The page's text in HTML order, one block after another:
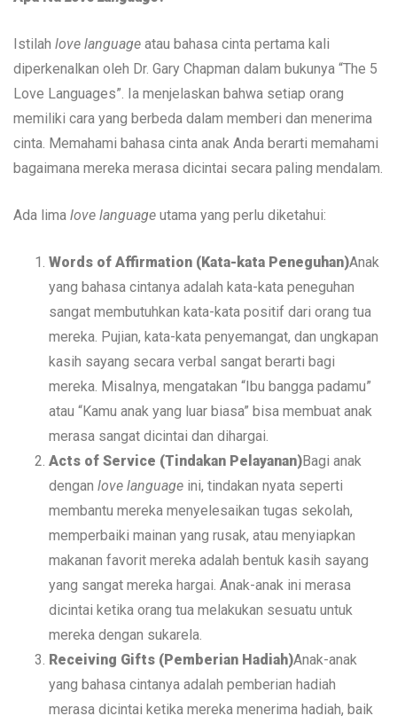
Istilah love language atau bahasa cinta pertama kali
diperkenalkan oleh Dr. Gary Chapman dalam bukunya “The 5
Love Languages”. Ia menjelaskan bahwa setiap orang
memiliki cara yang berbeda dalam memberi dan menerima
cinta. Memahami bahasa cinta anak Anda berarti memahami
bagaimana mereka merasa dicintai secara paling mendalam.
Ada lima love language utama yang perlu diketahui:
Words of Affirmation (Kata-kata Peneguhan)Anak
yang bahasa cintanya adalah kata-kata peneguhan
sangat membutuhkan kata-kata positif dari orang tua
mereka. Pujian, kata-kata penyemangat, dan ungkapan
kasih sayang secara verbal sangat berarti bagi
mereka. Misalnya, mengatakan “Ibu bangga padamu”
atau “Kamu anak yang luar biasa” bisa membuat anak
merasa sangat dicintai dan dihargai.
Acts of Service (Tindakan Pelayanan)Bagi anak
dengan love language ini, tindakan nyata seperti
membantu mereka menyelesaikan tugas sekolah,
memperbaiki mainan yang rusak, atau menyiapkan
makanan favorit mereka adalah bentuk kasih sayang
yang sangat mereka hargai. Anak-anak ini merasa
dicintai ketika orang tua melakukan sesuatu untuk
mereka dengan sukarela.
Receiving Gifts (Pemberian Hadiah)Anak-anak
yang bahasa cintanya adalah pemberian hadiah
merasa dicintai ketika mereka menerima hadiah, baik